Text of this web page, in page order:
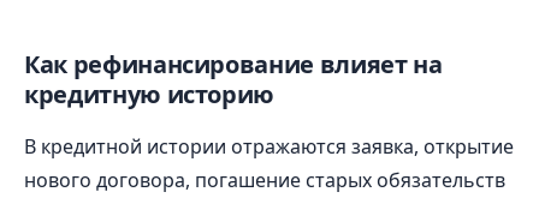
Как рефинансирование влияет на
кредитную историю
В кредитной истории отражаются заявка, открытие
нового договора, погашение старых обязательств